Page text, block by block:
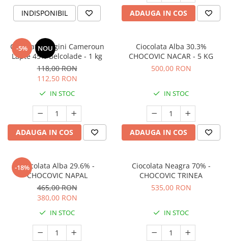
INDISPONIBIL ADAUGA IN COS
-5% NOU
Ciocolata Origini Cameroun
Lapte 45% Belcolade - 1 kg
118,00 RON
112,50 RON
IN STOC
ADAUGA IN COS
Ciocolata Alba 30.3%
CHOCOVIC NACAR - 5 KG
500,00 RON
IN STOC
ADAUGA IN COS
-18%
Ciocolata Alba 29.6% -
CHOCOVIC NAPAL
465,00 RON
380,00 RON
IN STOC
Ciocolata Neagra 70% -
CHOCOVIC TRINEA
535,00 RON
IN STOC